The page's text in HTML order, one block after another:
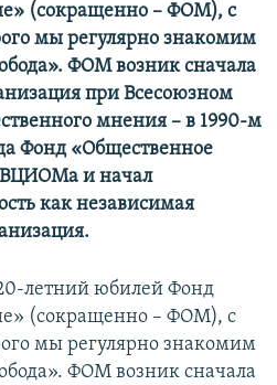
(сокращенно – ФОМ), с
мы регулярно знакомим
ФОМ возник сначала
при Всесоюзном
мнения – в 1990-м
Фонд «Общественное
ВЦИОМа и начал
как независимая
летний юбилей Фонд
(сокращенно – ФОМ), с
мы регулярно знакомим
ФОМ возник сначала